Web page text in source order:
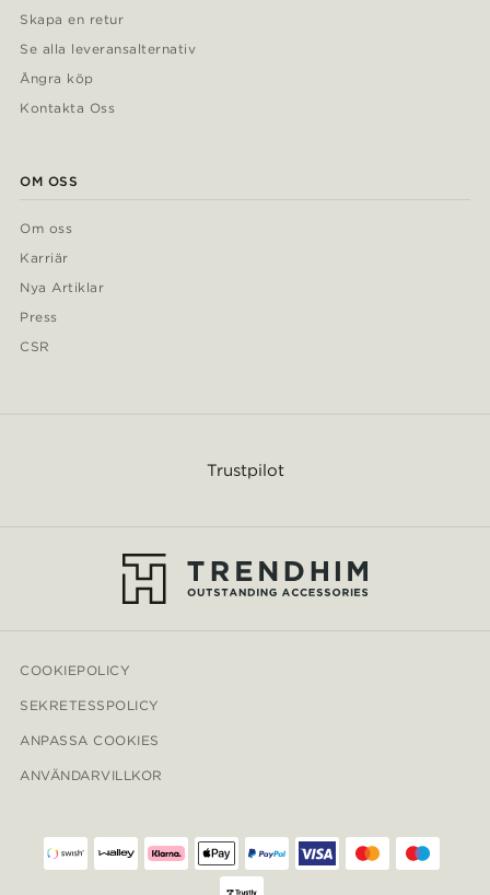
Skapa en retur
Se alla leveransalternativ
Ångra köp
Kontakta Oss
OM OSS
Om oss
Karriär
Nya Artiklar
Press
CSR
Trustpilot
COOKIEPOLICY
SEKRETESSPOLICY
ANPASSA COOKIES
ANVÄNDARVILLKOR